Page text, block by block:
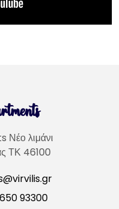
λιμάνι
ΤΚ 46100
93300